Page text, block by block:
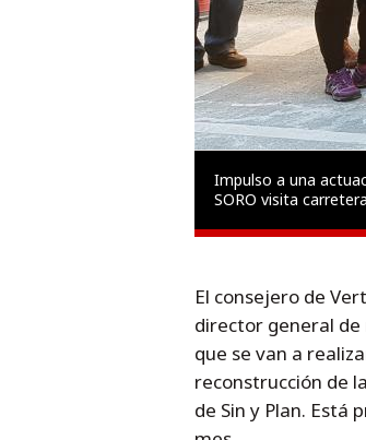
Impulso a una
SORO visita
El consejero de
director general de
que se van a
reconstrucción de
de Sin y Plan. Está